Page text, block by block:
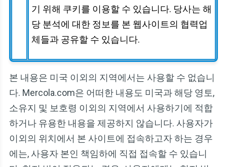
기 위해 쿠키를 이용할 수 있습니다. 당사는 해
당 분석에 대한 정보를 본 웹사이트의 협력업
체들과 공유할 수 있습니다.
본 내용은 미국 이외의 지역에서는 사용할 수 없습니
다. Mercola.com은 어떠한 내용도 미국과 해당 영토,
소유지 및 보호령 이외의 지역에서 사용하기에 적합
하거나 유용한 내용을 제공하지 않습니다. 사용자가
이외의 위치에서 본 사이트에 접속하고자 하는 경우
에는, 사용자 본인 책임하에 직접 접속할 수 있습니